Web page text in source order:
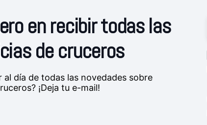
en recibir todas las
de cruceros
al día de todas las novedades sobre
¡Deja tu e-mail!